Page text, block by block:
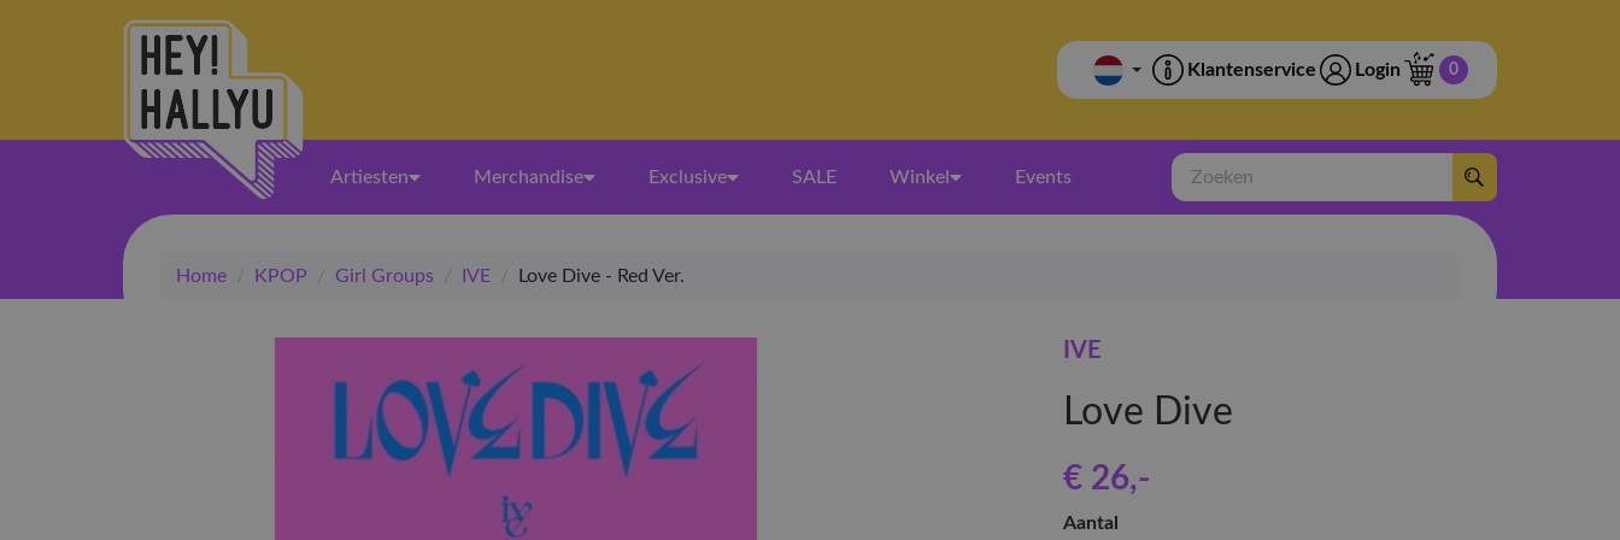
Klantenservice Login 0
Artiesten Merchandise Exclusive SALE Winkel Events
Zoeken
Home / KPOP / Girl Groups / IVE / Love Dive - Red Ver.
IVE
Love Dive
€ 26,-
Aantal